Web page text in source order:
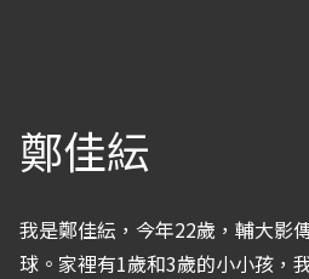
鄭佳紜
我是鄭佳紜，今年22歲，輔大影
球。家裡有1歲和3歲的小小孩，